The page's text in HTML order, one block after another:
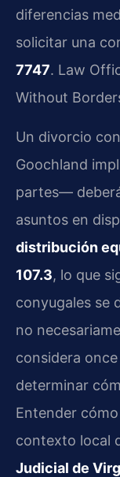
diferencias
solicitar una
7747. Law
Without
Un divorcio
Goochland
partes—
asuntos en
distribución
107.3, lo que
conyugales se
no
considera
determinar
Entender
contexto local
Judicial de